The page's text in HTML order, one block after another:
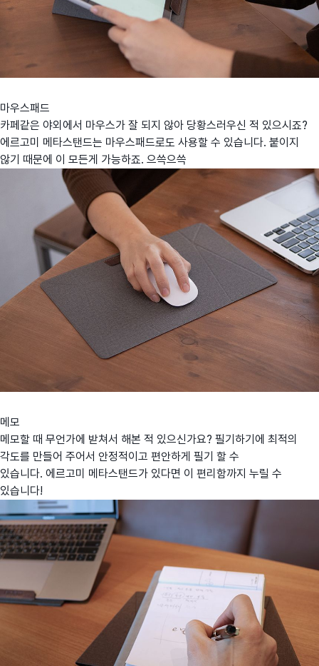
마우스패드
카페같은 야외에서 마우스가 잘 되지 않아 당황스러우신 적 있으시죠?
에르고미 메타스탠드는 마우스패드로도 사용할 수 있습니다. 붙이지
않기 때문에 이 모든게 가능하죠. 으쓱으쓱
메모
메모할 때 무언가에 받쳐서 해본 적 있으신가요? 필기하기에 최적의
각도를 만들어 주어서 안정적이고 편안하게 필기 할 수
있습니다. 에르고미 메타스탠드가 있다면 이 편리함까지 누릴 수
있습니다!